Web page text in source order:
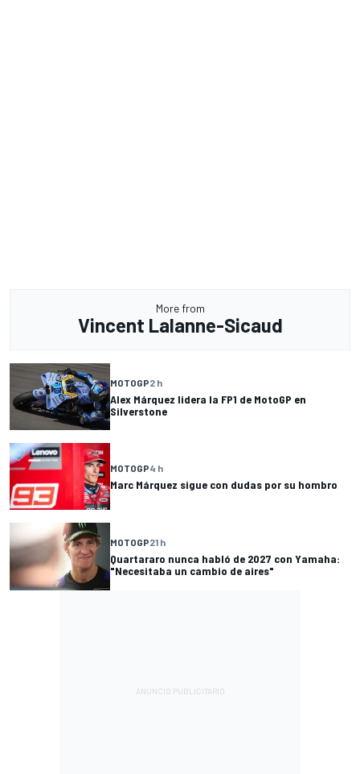
More from
Vincent Lalanne-Sicaud
MOTOGP2 h
Alex Márquez lidera la FP1 de MotoGP en
Silverstone
MOTOGP4 h
Marc Márquez sigue con dudas por su hombro
MOTOGP21 h
Quartararo nunca habló de 2027 con Yamaha:
"Necesitaba un cambio de aires"